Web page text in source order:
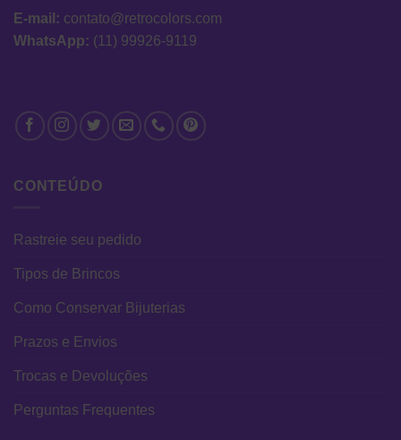
E-mail: contato@retrocolors.com
WhatsApp: (11) 99926-9119
CONTEÚDO
Rastreie seu pedido
Tipos de Brincos
Como Conservar Bijuterias
Prazos e Envios
Trocas e Devoluções
Perguntas Frequentes